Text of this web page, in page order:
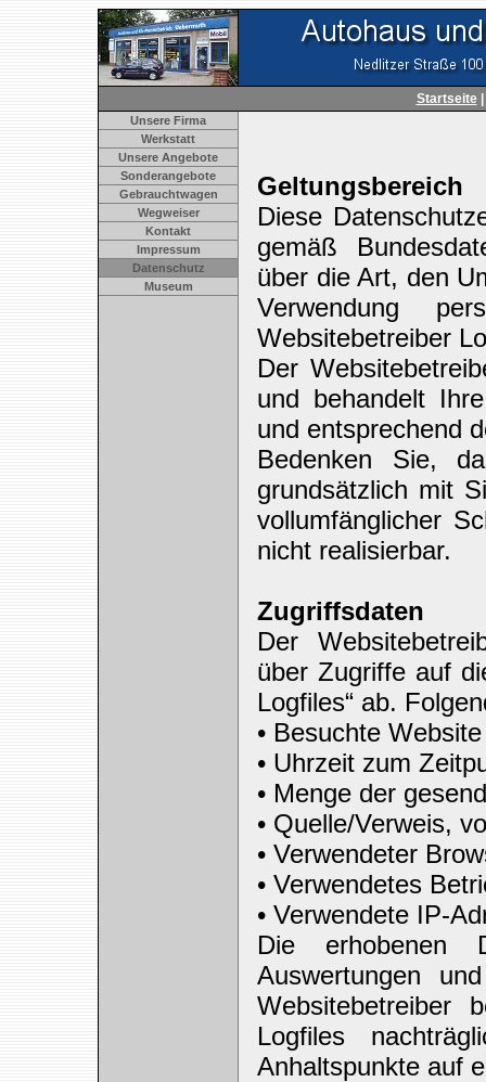
Startseite|
Unsere Firma
Werkstatt
Unsere Angebote
Sonderangebote
Gebrauchtwagen
Wegweiser
Kontakt
Impressum
Datenschutz
Museum
Geltungsbereich
Diese
gemäß
über die Art, den
Verwendung
Websitebetreiber
Der
und behandelt
und entsprechend
Bedenken Sie,
grundsätzlich mit
vollumfänglicher
nicht realisierbar.
Zugriffsdaten
Der
über Zugriffe auf
Logfiles“ ab.
• Besuchte Website
• Uhrzeit zum
• Menge der
• Quelle/Verweis,
• Verwendeter
• Verwendetes
• Verwendete IP-
Die erhobenen
Auswertungen
Websitebetreiber
Logfiles
Anhaltspunkte auf